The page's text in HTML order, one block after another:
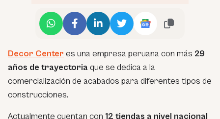
Decor Center es una empresa peruana con más 29
años de trayectoria que se dedica a la
comercialización de acabados para diferentes tipos de
construcciones.
Actualmente cuentan con 12 tiendas a nivel nacional